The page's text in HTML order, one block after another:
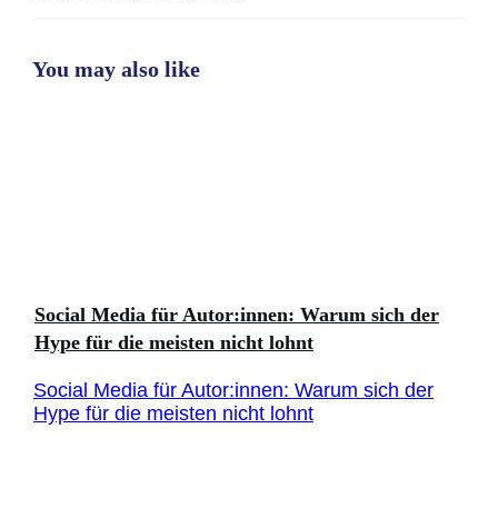
You may also like
Social Media für Autor:innen: Warum sich der
Hype für die meisten nicht lohnt
Social Media für Autor:innen: Warum sich der
Hype für die meisten nicht lohnt